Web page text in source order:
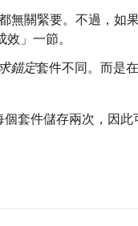
無關緊要。不過，如
」一節。
錨定套件不同。而是
套件儲存兩次，因此